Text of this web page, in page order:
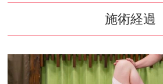
施術経過